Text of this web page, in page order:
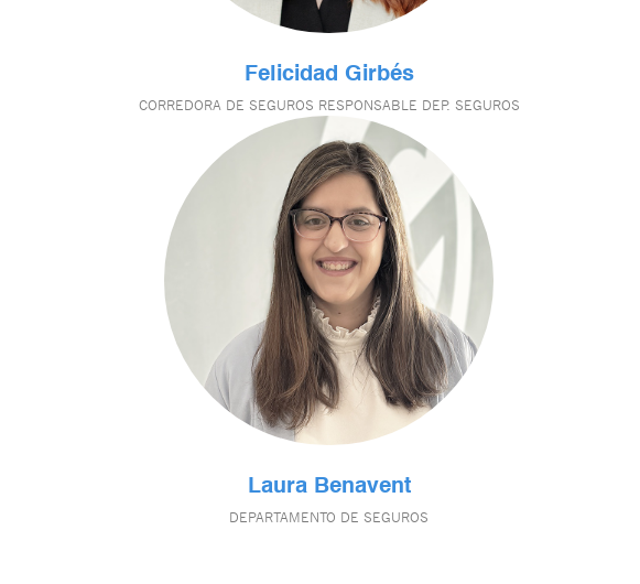
Felicidad Girbés
CORREDORA DE SEGUROS RESPONSABLE DEP. SEGUROS
Laura Benavent
DEPARTAMENTO DE SEGUROS